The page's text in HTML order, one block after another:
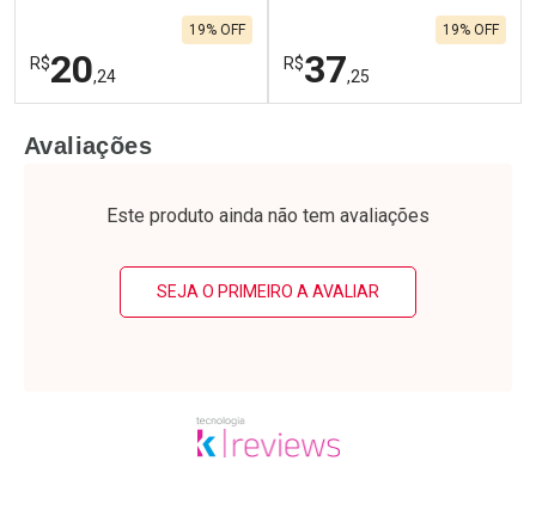
R$20,24
19% OFF
Laboratório
Por Menos
R$37,25
19% OFF
Laboratório
Por Menos
Avaliações
Este produto ainda não tem avaliações
SEJA O PRIMEIRO A AVALIAR